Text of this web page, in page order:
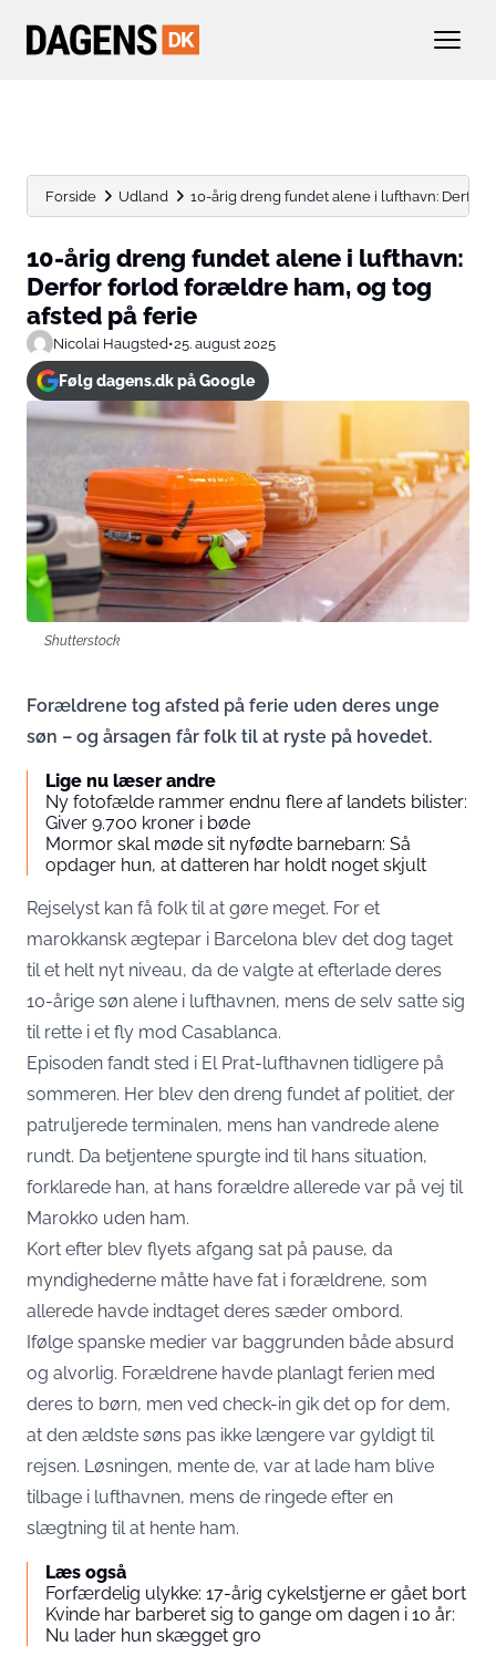
Forside Udland 10-årig dreng fundet alene i lufthavn: Derfor
10-årig dreng fundet alene i lufthavn:
Derfor forlod forældre ham, og tog
afsted på ferie
Nicolai Haugsted•25. august 2025
Følg dagens.dk på Google
Shutterstock
Forældrene tog afsted på ferie uden deres unge
søn – og årsagen får folk til at ryste på hovedet.
Lige nu læser andre
Ny fotofælde rammer endnu flere af landets bilister:
Giver 9.700 kroner i bøde
Mormor skal møde sit nyfødte barnebarn: Så
opdager hun, at datteren har holdt noget skjult
Rejselyst kan få folk til at gøre meget. For et
marokkansk ægtepar i Barcelona blev det dog taget
til et helt nyt niveau, da de valgte at efterlade deres
10-årige søn alene i lufthavnen, mens de selv satte sig
til rette i et fly mod Casablanca.
Episoden fandt sted i El Prat-lufthavnen tidligere på
sommeren. Her blev den dreng fundet af politiet, der
patruljerede terminalen, mens han vandrede alene
rundt. Da betjentene spurgte ind til hans situation,
forklarede han, at hans forældre allerede var på vej til
Marokko uden ham.
Kort efter blev flyets afgang sat på pause, da
myndighederne måtte have fat i forældrene, som
allerede havde indtaget deres sæder ombord.
Ifølge spanske medier var baggrunden både absurd
og alvorlig. Forældrene havde planlagt ferien med
deres to børn, men ved check-in gik det op for dem,
at den ældste søns pas ikke længere var gyldigt til
rejsen. Løsningen, mente de, var at lade ham blive
tilbage i lufthavnen, mens de ringede efter en
slægtning til at hente ham.
Læs også
Forfærdelig ulykke: 17-årig cykelstjerne er gået bort
Kvinde har barberet sig to gange om dagen i 10 år:
Nu lader hun skægget gro